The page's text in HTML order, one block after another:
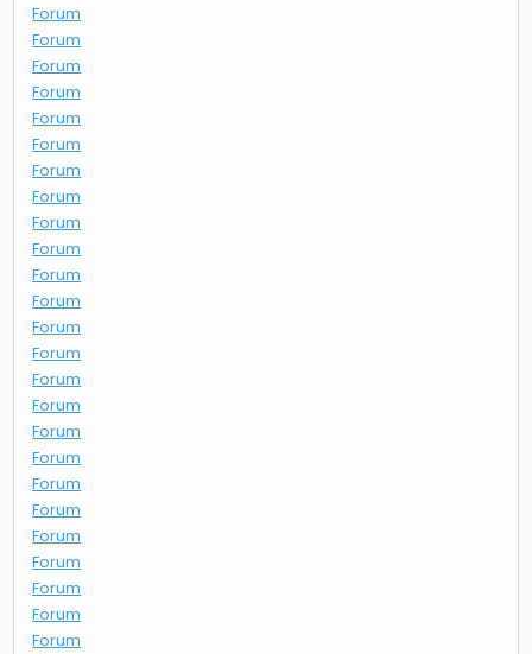
Forum
Forum
Forum
Forum
Forum
Forum
Forum
Forum
Forum
Forum
Forum
Forum
Forum
Forum
Forum
Forum
Forum
Forum
Forum
Forum
Forum
Forum
Forum
Forum
Forum